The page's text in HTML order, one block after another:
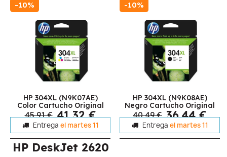
-10%
HP 304XL (N9K07AE)
Color Cartucho Original
45,91 € 41,32 €
Entrega el martes 11
-10%
HP 304XL (N9K08AE)
Negro Cartucho Original
40,49 € 36,44 €
Entrega el martes 11
HP DeskJet 2620